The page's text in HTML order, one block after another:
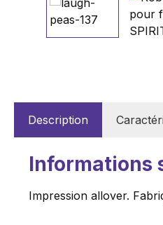
Description
Informations
Impression allover.